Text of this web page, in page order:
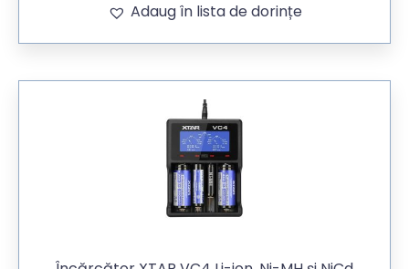
Adaug în lista de dorințe